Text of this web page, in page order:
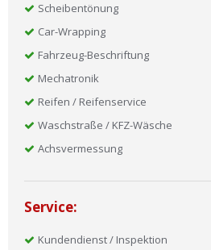
Scheibentönung
Car-Wrapping
Fahrzeug-Beschriftung
Mechatronik
Reifen / Reifenservice
Waschstraße / KFZ-Wäsche
Achsvermessung
Service:
Kundendienst / Inspektion